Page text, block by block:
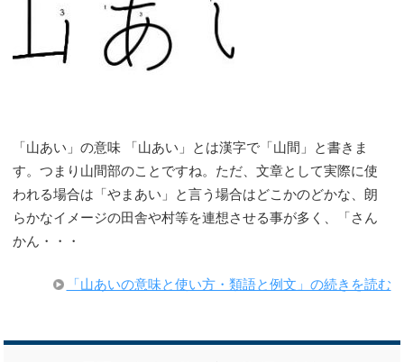
「山あい」の意味 「山あい」とは漢字で「山間」と書きま
す。つまり山間部のことですね。ただ、文章として実際に使
われる場合は「やまあい」と言う場合はどこかのどかな、朗
らかなイメージの田舎や村等を連想させる事が多く、「さん
かん・・・
「山あいの意味と使い方・類語と例文」の続きを読む